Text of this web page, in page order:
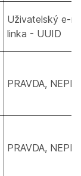
Uživatelský e-
linka - UUID
PRAVDA,
PRAVDA,